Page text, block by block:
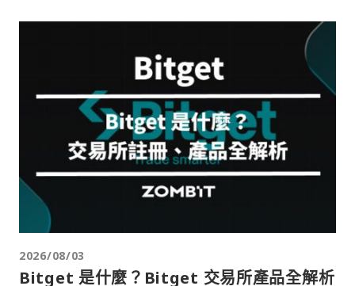
2026/08/03
Bitget 是什麼？Bitget 交易所產品全解析